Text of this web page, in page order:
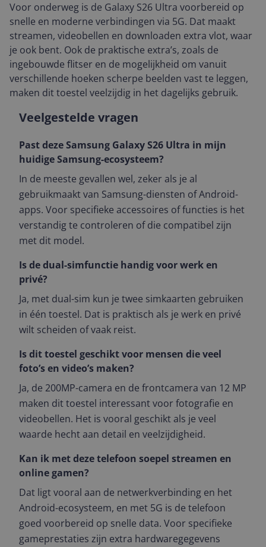
Voor onderweg is de Galaxy S26 Ultra voorbereid op
snelle en moderne verbindingen via 5G. Dat maakt
streamen, videobellen en downloaden extra vlot, waar
je ook bent. Ook de praktische extra’s, zoals de
ingebouwde flitser en de mogelijkheid om vanuit
verschillende hoeken scherpe beelden vast te leggen,
maken dit toestel veelzijdig in het dagelijks gebruik.
Veelgestelde vragen
Past deze Samsung Galaxy S26 Ultra in mijn
huidige Samsung-ecosysteem?
In de meeste gevallen wel, zeker als je al
gebruikmaakt van Samsung-diensten of Android-
apps. Voor specifieke accessoires of functies is het
verstandig te controleren of die compatibel zijn
met dit model.
Is de dual-simfunctie handig voor werk en
privé?
Ja, met dual-sim kun je twee simkaarten gebruiken
in één toestel. Dat is praktisch als je werk en privé
wilt scheiden of vaak reist.
Is dit toestel geschikt voor mensen die veel
foto’s en video’s maken?
Ja, de 200MP-camera en de frontcamera van 12 MP
maken dit toestel interessant voor fotografie en
videobellen. Het is vooral geschikt als je veel
waarde hecht aan detail en veelzijdigheid.
Kan ik met deze telefoon soepel streamen en
online gamen?
Dat ligt vooral aan de netwerkverbinding en het
Android-ecosysteem, en met 5G is de telefoon
goed voorbereid op snelle data. Voor specifieke
gameprestaties zijn extra hardwaregegevens